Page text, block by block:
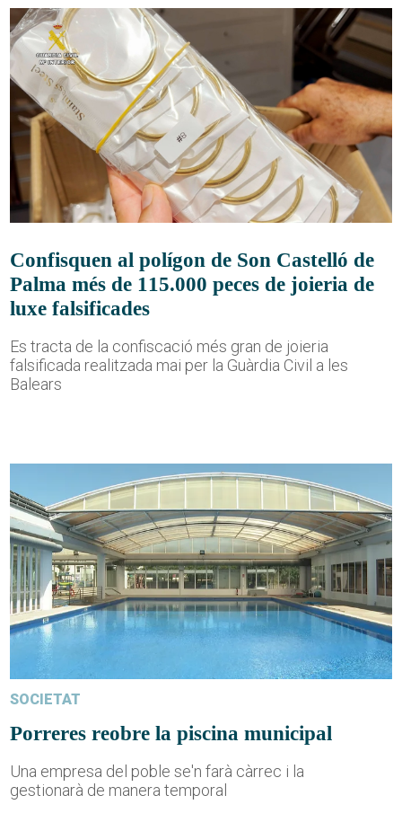
Confisquen al polígon de Son Castelló de
Palma més de 115.000 peces de joieria de
luxe falsificades
Es tracta de la confiscació més gran de joieria
falsificada realitzada mai per la Guàrdia Civil a les
Balears
SOCIETAT
Porreres reobre la piscina municipal
Una empresa del poble se'n farà càrrec i la
gestionarà de manera temporal